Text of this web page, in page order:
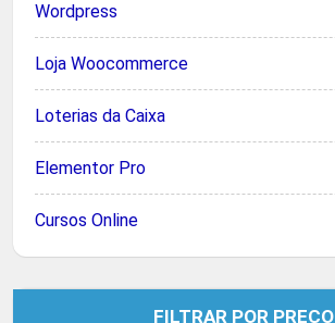
Wordpress
Loja Woocommerce
Loterias da Caixa
Elementor Pro
Cursos Online
FILTRAR POR PREÇO